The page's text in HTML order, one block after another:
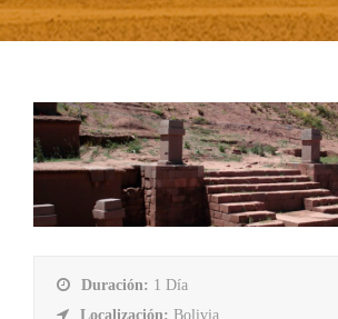
Duración: 1 Día
Localización: Bolivia